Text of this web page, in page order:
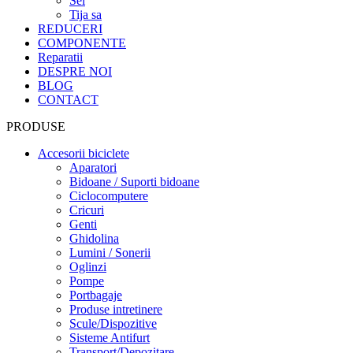
Tija sa
REDUCERI
COMPONENTE
Reparatii
DESPRE NOI
BLOG
CONTACT
PRODUSE
Accesorii biciclete
Aparatori
Bidoane / Suporti bidoane
Ciclocomputere
Cricuri
Genti
Ghidolina
Lumini / Sonerii
Oglinzi
Pompe
Portbagaje
Produse intretinere
Scule/Dispozitive
Sisteme Antifurt